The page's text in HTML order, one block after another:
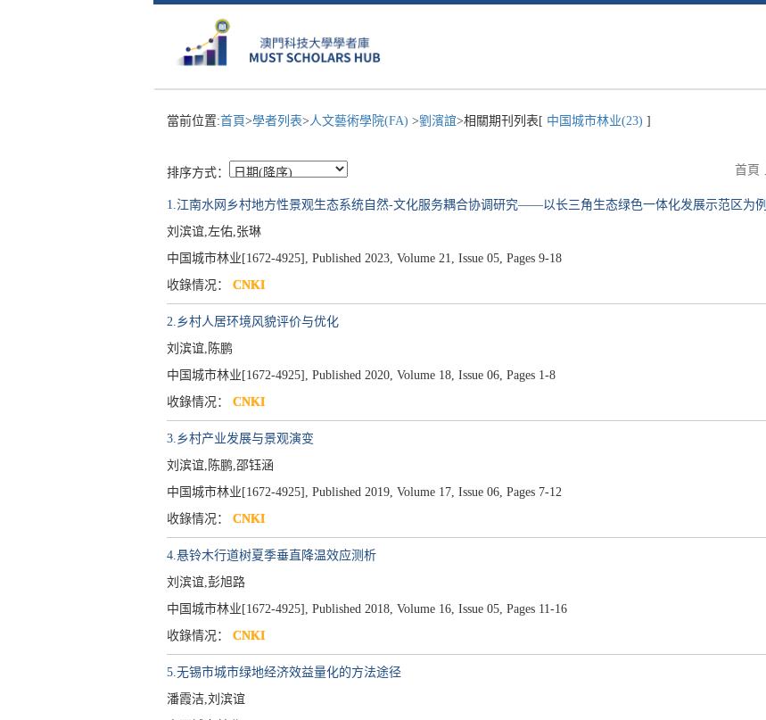
當前位置:首頁>學者列表>人文藝術學院(FA) >劉濱誼>相關期刊列表[ 中国城市林业(23) ]
排序方式： 首頁
1.江南水网乡村地方性景观生态系统自然-文化服务耦合协调研究——以长三角生态绿色一体化发展示范区为例
刘滨谊,左佑,张琳
中国城市林业[1672-4925], Published 2023, Volume 21, Issue 05, Pages 9-18
收錄情况： CNKI
2.乡村人居环境风貌评价与优化
刘滨谊,陈鹏
中国城市林业[1672-4925], Published 2020, Volume 18, Issue 06, Pages 1-8
收錄情况： CNKI
3.乡村产业发展与景观演变
刘滨谊,陈鹏,邵钰涵
中国城市林业[1672-4925], Published 2019, Volume 17, Issue 06, Pages 7-12
收錄情况： CNKI
4.悬铃木行道树夏季垂直降温效应测析
刘滨谊,彭旭路
中国城市林业[1672-4925], Published 2018, Volume 16, Issue 05, Pages 11-16
收錄情况： CNKI
5.无锡市城市绿地经济效益量化的方法途径
潘霞洁,刘滨谊